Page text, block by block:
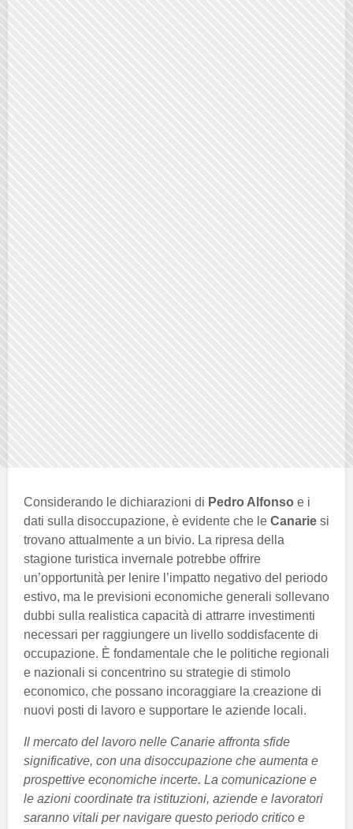
Considerando le dichiarazioni di Pedro Alfonso e i
dati sulla disoccupazione, è evidente che le Canarie si
trovano attualmente a un bivio. La ripresa della
stagione turistica invernale potrebbe offrire
un’opportunità per lenire l’impatto negativo del periodo
estivo, ma le previsioni economiche generali sollevano
dubbi sulla realistica capacità di attrarre investimenti
necessari per raggiungere un livello soddisfacente di
occupazione. È fondamentale che le politiche regionali
e nazionali si concentrino su strategie di stimolo
economico, che possano incoraggiare la creazione di
nuovi posti di lavoro e supportare le aziende locali.
Il mercato del lavoro nelle Canarie affronta sfide
significative, con una disoccupazione che aumenta e
prospettive economiche incerte. La comunicazione e
le azioni coordinate tra istituzioni, aziende e lavoratori
saranno vitali per navigare questo periodo critico e